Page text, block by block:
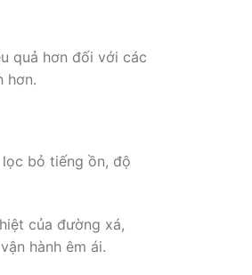
quả hơn đối với các
hơn.
bỏ tiếng ồn, độ
của đường xá,
hành êm ái.